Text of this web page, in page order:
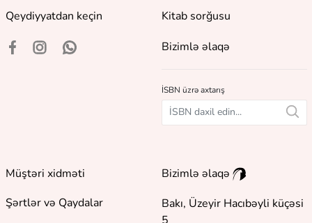
Qeydiyyatdan keçin
Kitab sorğusu
Bizimlə əlaqə
İSBN üzrə axtarış
Müştəri xidməti
Şərtlər və Qaydalar
Bizimlə əlaqə
Bakı, Üzeyir Hacıbəyli küçəsi